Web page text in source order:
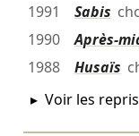
1991
Sabis
1990
Après-
1988
Husaïs
Voir les